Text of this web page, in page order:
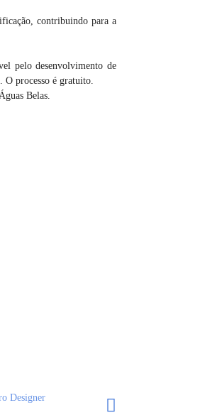
contribuindo para a
pelo desenvolvimento de
processo é gratuito.
Belas.
Designer